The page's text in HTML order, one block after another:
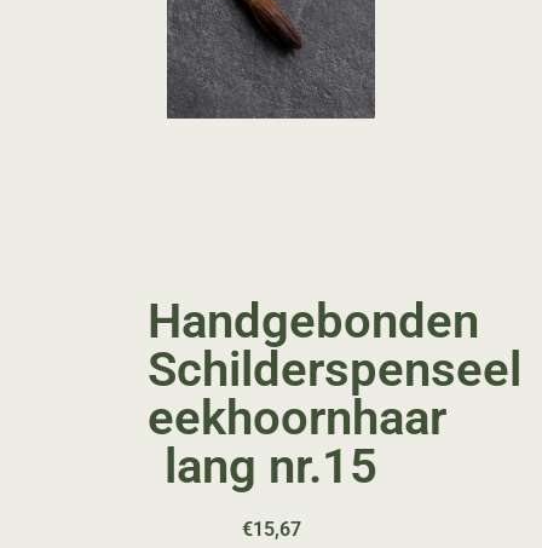
Handgebonden
Schilderspenseel
eekhoornhaar
lang nr.15
€15,67